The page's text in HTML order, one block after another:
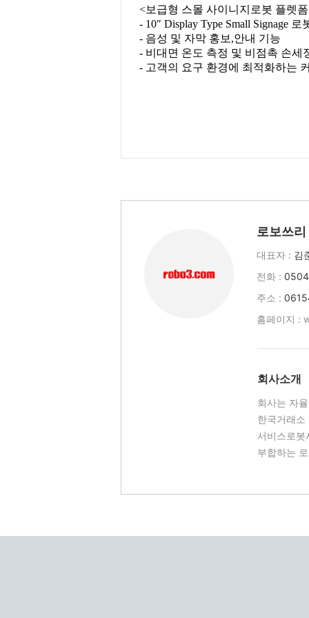
로보쓰리
대표자 : 김
전화 :
주소 :
홈페이지 :
회사소개
회사는 자
한국거래
서비스로
부합하는